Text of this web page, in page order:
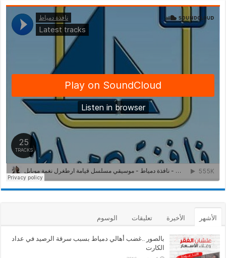
الأشهر الأخيرة تعليقات الوسوم
بالصور ..غضب أهالي دمياط بسبب سرقة الرصيد في عداد
الكارت